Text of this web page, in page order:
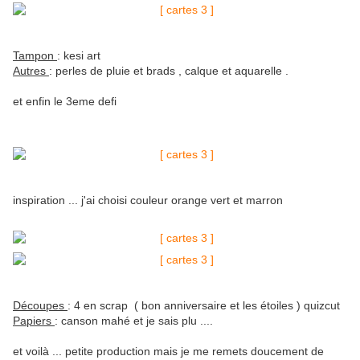
Tampon : kesi art
Autres : perles de pluie et brads , calque et aquarelle .
et enfin le 3eme defi
inspiration ... j'ai choisi couleur orange vert et marron
Découpes : 4 en scrap ( bon anniversaire et les étoiles ) quizcut
Papiers : canson mahé et je sais plu ....
et voilà ... petite production mais je me remets doucement de